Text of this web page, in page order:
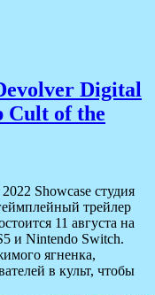
Digital
Cult of the
Showcase студия
трейлер
11 августа на
и Nintendo Switch.
ягненка,
в культ, чтобы